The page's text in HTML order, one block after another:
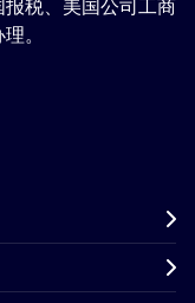
税、美国公司工商
。